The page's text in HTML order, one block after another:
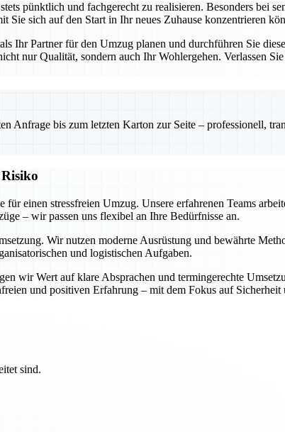
pünktlich und fachgerecht zu realisieren. Besonders bei
Sie sich auf den Start in Ihr neues Zuhause konzentrieren
Partner für den Umzug planen und durchführen Sie
nur Qualität, sondern auch Ihr Wohlergehen. Verlassen
Anfrage bis zum letzten Karton zur Seite – professionell,
einen stressfreien Umzug. Unsere erfahrenen Teams
– wir passen uns flexibel an Ihre Bedürfnisse an.
Wir nutzen moderne Ausrüstung und bewährte
und logistischen Aufgaben.
wir Wert auf klare Absprachen und termingerechte
und positiven Erfahrung – mit dem Fokus auf Sicherheit
sind.